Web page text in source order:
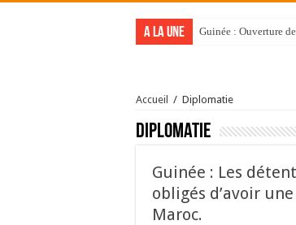
A la une Guinée : Ouverture
Accueil / Diplomatie
Diplomatie
Guinée : Les
obligés d’avoir
Maroc.